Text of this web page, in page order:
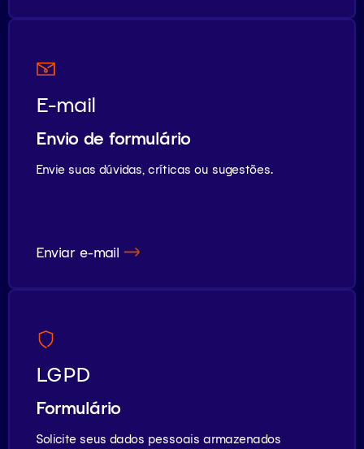
E-mail
Envio de formulário
Envie suas dúvidas, críticas ou sugestões.
Enviar e-mail
LGPD
Formulário
Solicite seus dados pessoais armazenados